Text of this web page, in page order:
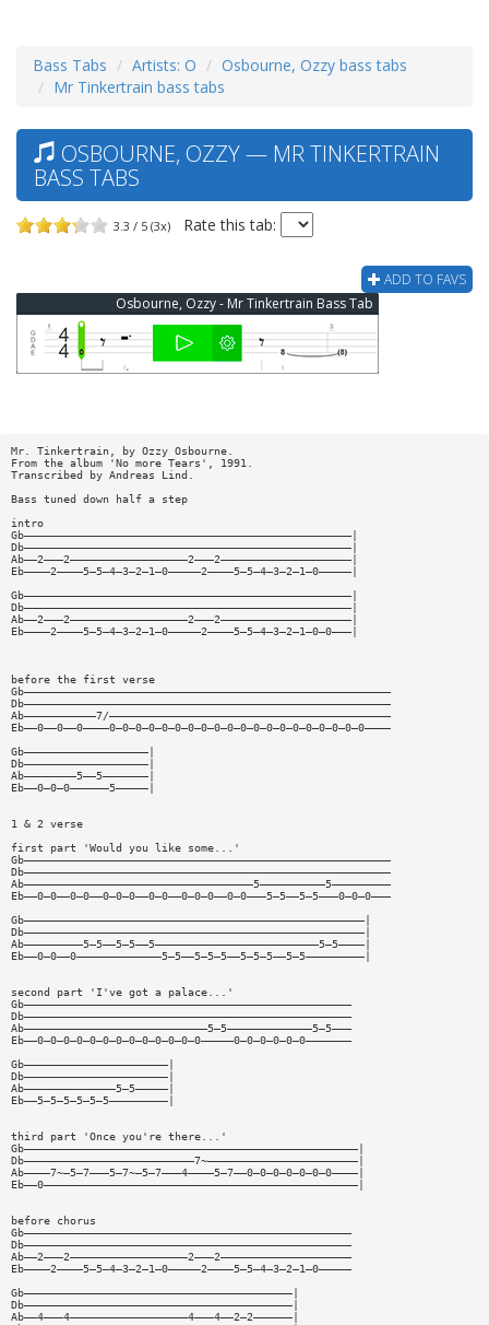
Bass Tabs Artists: O
Osbourne, Ozzy bass tabs
Mr Tinkertrain bass tabs
OSBOURNE, OZZY — MR TINKERTRAIN
BASS TABS
3.3 / 5 (3x) Rate this tab:
ADD TO FAVS
Osbourne, Ozzy - Mr Tinkertrain Bass Tab
Mr. Tinkertrain, by Ozzy Osbourne.
From the album 'No more Tears', 1991.
Transcribed by Andreas Lind.
Bass tuned down half a step
intro
Gb——————————————————————————————————————————————————|
Db——————————————————————————————————————————————————|
Ab——2———2——————————————————2———2————————————————————|
Eb————2————5—5—4—3—2—1—0—————2————5—5—4—3—2—1—0—————|
Gb——————————————————————————————————————————————————|
Db——————————————————————————————————————————————————|
Ab——2———2——————————————————2———2————————————————————|
Eb————2————5—5—4—3—2—1—0—————2————5—5—4—3—2—1—0—0———|
before the first verse
Gb————————————————————————————————————————————————————————
Db————————————————————————————————————————————————————————
Ab———————————7/———————————————————————————————————————————
Eb——0——0——0————0—0—0—0—0—0—0—0—0—0—0—0—0—0—0—0—0—0—0—0————
Gb———————————————————|
Db———————————————————|
Ab————————5——5———————|
Eb——0—0—0——————5—————|
1 & 2 verse
first part 'Would you like some...'
Gb————————————————————————————————————————————————————————
Db————————————————————————————————————————————————————————
Ab———————————————————————————————————5——————————5—————————
Eb——0—0——0—0——0—0—0——0—0——0—0—0——0—0———5—5——5—5———0—0—0———
Gb————————————————————————————————————————————————————|
Db————————————————————————————————————————————————————|
Ab—————————5—5——5—5——5—————————————————————————5—5————|
Eb——0—0——0—————————————5—5——5—5—5——5—5—5——5—5—————————|
second part 'I've got a palace...'
Gb——————————————————————————————————————————————————
Db——————————————————————————————————————————————————
Ab————————————————————————————5—5—————————————5—5———
Eb——0—0—0—0—0—0—0—0—0—0—0—0—0—————0—0—0—0—0—0———————
Gb——————————————————————|
Db——————————————————————|
Ab——————————————5—5—————|
Eb——5—5—5—5—5—5—————————|
third part 'Once you're there...'
Gb———————————————————————————————————————————————————|
Db——————————————————————————7~———————————————————————|
Ab————7~—5—7———5—7~—5—7———4————5—7——0—0—0—0—0—0—0————|
Eb——0————————————————————————————————————————————————|
before chorus
Gb——————————————————————————————————————————————————
Db——————————————————————————————————————————————————
Ab——2———2——————————————————2———2————————————————————
Eb————2————5—5—4—3—2—1—0—————2————5—5—4—3—2—1—0—————
Gb—————————————————————————————————————————|
Db—————————————————————————————————————————|
Ab——4———4——————————————————4———4——2—2——————|